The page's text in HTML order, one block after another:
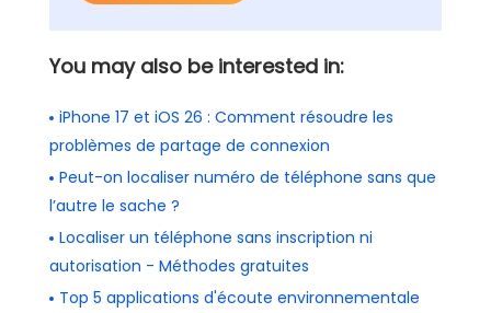
You may also be interested in:
iPhone 17 et iOS 26 : Comment résoudre les
problèmes de partage de connexion
Peut-on localiser numéro de téléphone sans que
l’autre le sache ?
Localiser un téléphone sans inscription ni
autorisation - Méthodes gratuites
Top 5 applications d'écoute environnementale